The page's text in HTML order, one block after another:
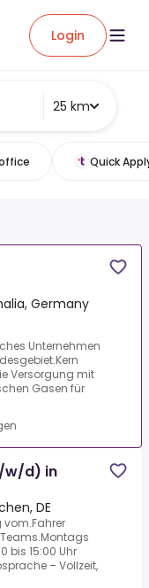
Login
25 km
Quick
Germany
Unternehmen
Versorgung mit
Gasen für
w/d) in
DE
vom.Fahrer
bis 15:00 Uhr
– Vollzeit,